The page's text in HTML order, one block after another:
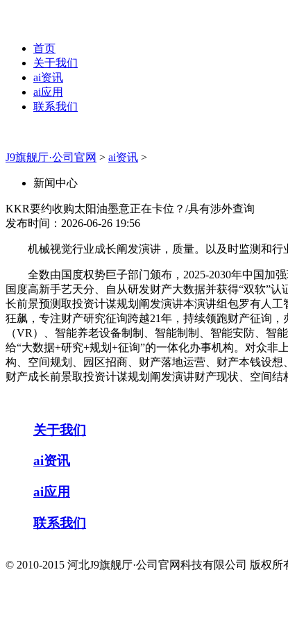
首页
关于我们
ai资讯
ai应用
联系我们
J9旗舰厅·公司官网 > ai资讯 >
新闻中心
KKR要约收购太阳油墨意正在卡位？/具有涉外查询
发布时间：2026-06-26 19:56
机械视觉行业成长阐发演讲，质量。以及时监测和行
全数由国度权势巨子部门颁布，2025-2030年中国加强
国度高新手艺天分、自从研发财产大数据并获得“双软”
长前景预测取投资计谋规划阐发演讲本演讲组包罗有人
狂飙，专注财产研究征询跨越21年，持续领跑财产征询
（VR）、智能养老设备制制、智能制制、智能安防、
给“大数据+研究+规划+征询”的一体化办事机构。对众
构、空间规划、园区招商、财产落地运营、财产本钱设
财产成长前景取投资计谋规划阐发演讲财产现状、空间结
关于我们
ai资讯
ai应用
联系我们
© 2010-2015 河北J9旗舰厅·公司官网科技有限公司 版权所